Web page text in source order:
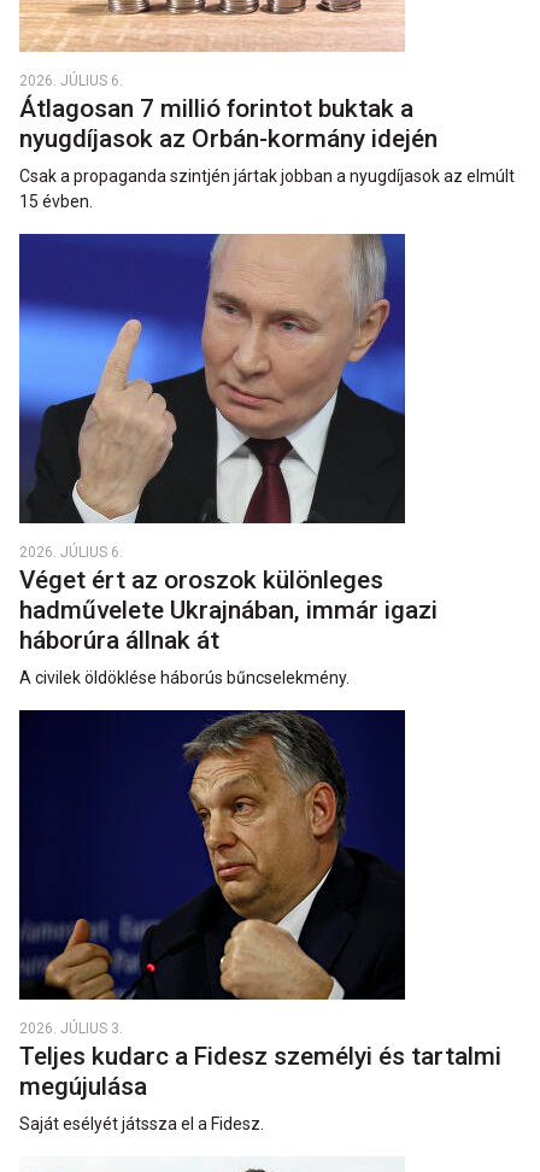
2026. JÚLIUS 6.
Átlagosan 7 millió forintot buktak a
nyugdíjasok az Orbán-kormány idején
Csak a propaganda szintjén jártak jobban a nyugdíjasok az elmúlt
15 évben.
2026. JÚLIUS 6.
Véget ért az oroszok különleges
hadművelete Ukrajnában, immár igazi
háborúra állnak át
A civilek öldöklése háborús bűncselekmény.
2026. JÚLIUS 3.
Teljes kudarc a Fidesz személyi és tartalmi
megújulása
Saját esélyét játssza el a Fidesz.